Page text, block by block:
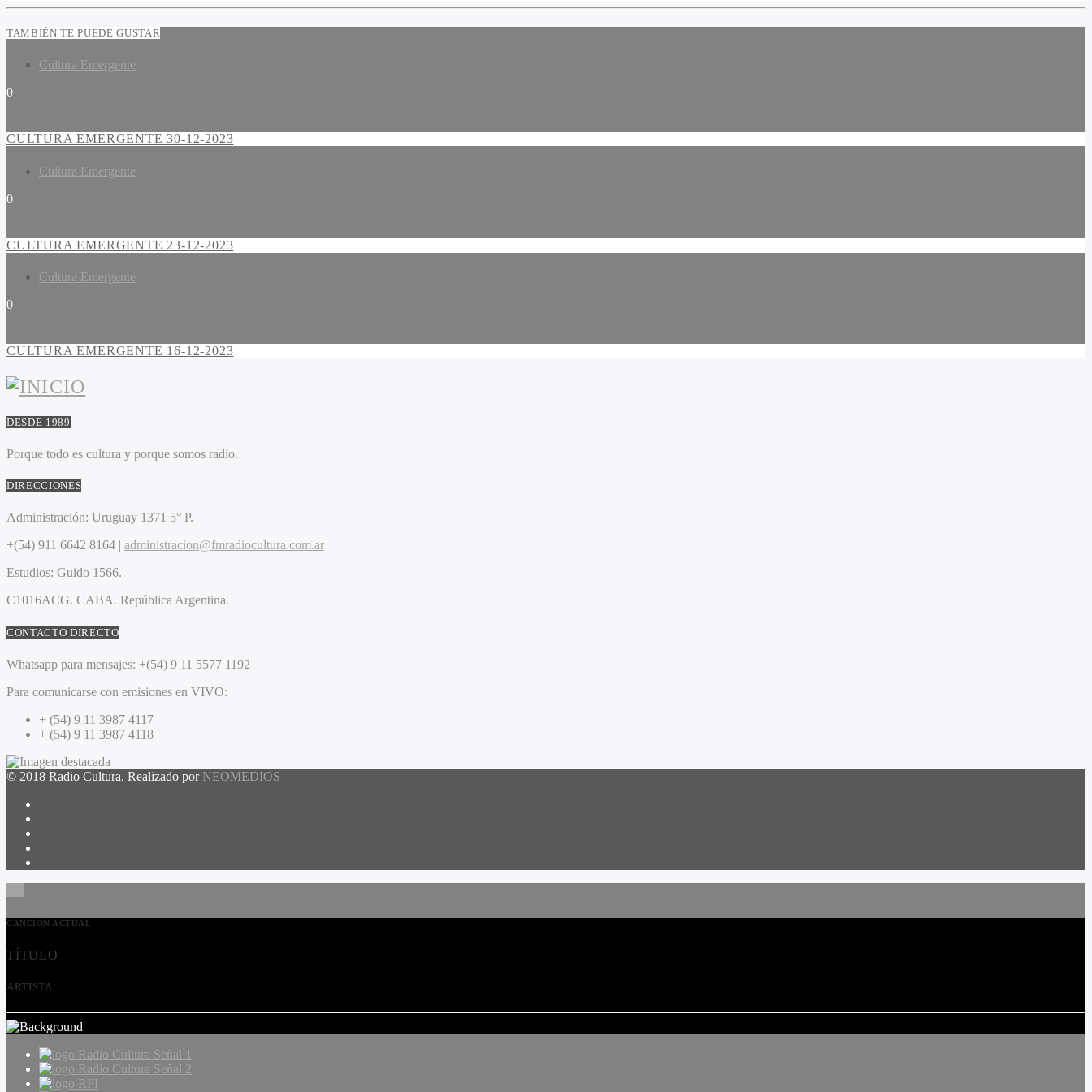
TAMBIÉN TE PUEDE GUSTAR
Cultura Emergente
0
CULTURA EMERGENTE 30-12-2023
Cultura Emergente
0
CULTURA EMERGENTE 23-12-2023
Cultura Emergente
0
CULTURA EMERGENTE 16-12-2023
DESDE 1989
Porque todo es cultura y porque somos radio.
DIRECCIONES
Administración: Uruguay 1371 5° P.
+(54) 911 6642 8164 | administracion@fmradiocultura.com.ar
Estudios: Guido 1566.
C1016ACG. CABA. República Argentina.
CONTACTO DIRECTO
Whatsapp para mensajes: +(54) 9 11 5577 1192
Para comunicarse con emisiones en VIVO:
+ (54) 9 11 3987 4117
+ (54) 9 11 3987 4118
© 2018 Radio Cultura. Realizado por NEOMEDIOS
CANCIÓN ACTUAL
TÍTULO
ARTISTA
Radio Cultura Señal 1
Radio Cultura Señal 2
RFI